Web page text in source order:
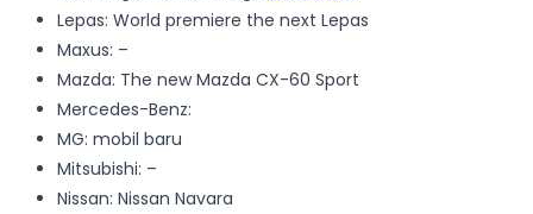
Lepas: World premiere the next Lepas
Maxus: –
Mazda: The new Mazda CX-60 Sport
Mercedes-Benz:
MG: mobil baru
Mitsubishi: –
Nissan: Nissan Navara